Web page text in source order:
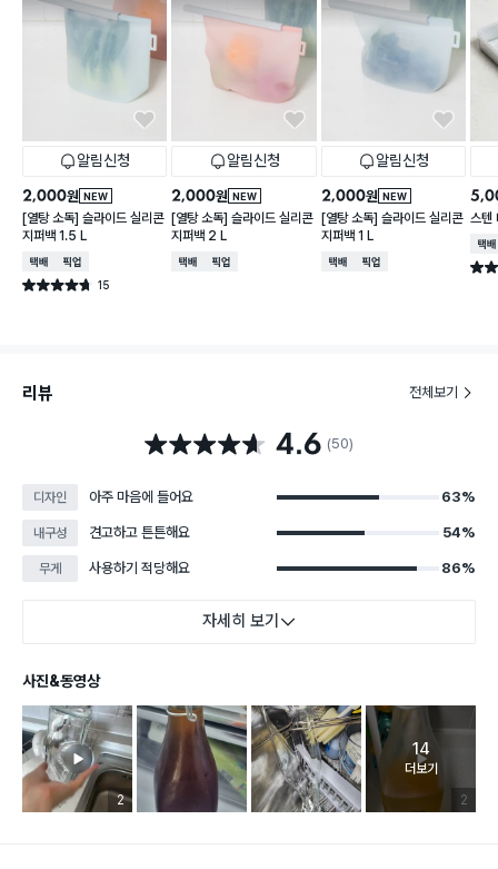
알림신청
NEW
2,000원
[열탕 소독] 슬라이드 실리콘
지퍼백 1.5 L
택배배송매장픽업
별점 4.7점 15
건 작성
알림신청
NEW
2,000원
[열탕 소독] 슬라이드 실리콘
지퍼백 2 L
택배배송매장픽업
알림신청
NEW
2,000원
[열탕 소독] 슬라이드 실리콘
지퍼백 1 L
택배배송매장픽업
스텐
택배
별점
리뷰 전체보기
별점 4.6점 4.6 (50)
디자인 아주 마음에 들어요 63%
내구성 견고하고 튼튼해요 54%
무게 사용하기 적당해요 86%
자세히 보기
사진&동영상
리뷰 이미지 등록 개수
2 리뷰 이
2
고객 리뷰
14
더보기